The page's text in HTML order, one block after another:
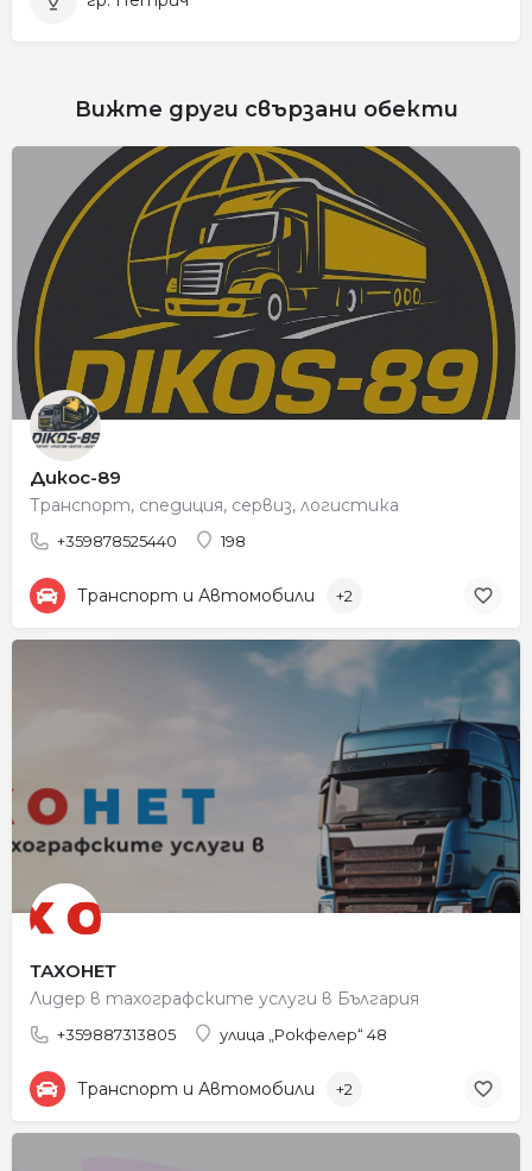
Вижте други свързани обекти
Дикос-89
Транспорт, спедиция, сервиз, логистика
+359878525440 198
Транспорт и Автомобили +2
ТАХОНЕТ
Лидер в тахографските услуги в България
+359887313805 улица „Рокфелер“ 48
Транспорт и Автомобили +2